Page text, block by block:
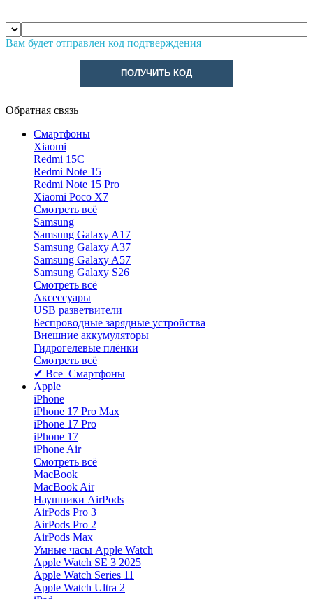
Вам будет отправлен код подтверждения
ПОЛУЧИТЬ КОД
Обратная связь
Смартфоны
Xiaomi
Redmi 15C
Redmi Note 15
Redmi Note 15 Pro
Xiaomi Poco X7
Смотреть всё
Samsung
Samsung Galaxy A17
Samsung Galaxy A37
Samsung Galaxy A57
Samsung Galaxy S26
Смотреть всё
Аксессуары
USB разветвители
Беспроводные зарядные устройства
Внешние аккумуляторы
Гидрогелевые плёнки
Смотреть всё
✔ Все Смартфоны
Apple
iPhone
iPhone 17 Pro Max
iPhone 17 Pro
iPhone 17
iPhone Air
Смотреть всё
MacBook
MacBook Air
Наушники AirPods
AirPods Pro 3
AirPods Pro 2
AirPods Max
Умные часы Apple Watch
Apple Watch SE 3 2025
Apple Watch Series 11
Apple Watch Ultra 2